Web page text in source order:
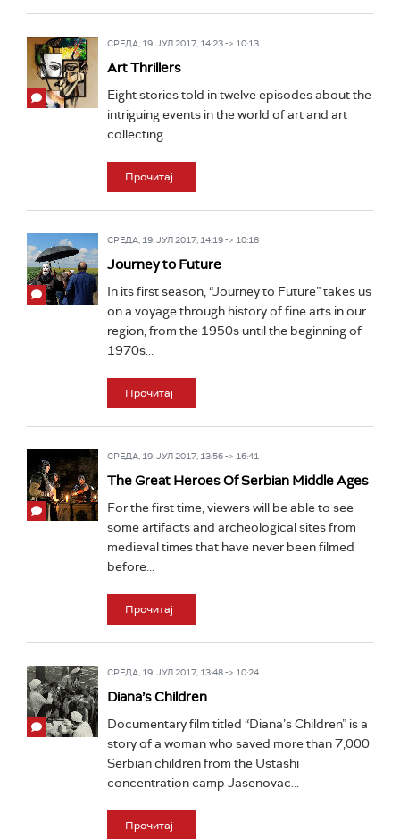
СРЕДА, 19. ЈУЛ 2017, 14:23 -> 10:13
Art Thrillers
Eight stories told in twelve episodes about the
intriguing events in the world of art and art
collecting...
Прочитај
СРЕДА, 19. ЈУЛ 2017, 14:19 -> 10:18
Journey to Future
In its first season, “Journey to Future” takes us
on a voyage through history of fine arts in our
region, from the 1950s until the beginning of
1970s...
Прочитај
СРЕДА, 19. ЈУЛ 2017, 13:56 -> 16:41
The Great Heroes Of Serbian Middle Ages
For the first time, viewers will be able to see
some artifacts and archeological sites from
medieval times that have never been filmed
before...
Прочитај
СРЕДА, 19. ЈУЛ 2017, 13:48 -> 10:24
Diana’s Children
Documentary film titled “Diana’s Children” is a
story of a woman who saved more than 7,000
Serbian children from the Ustashi
concentration camp Jasenovac...
Прочитај